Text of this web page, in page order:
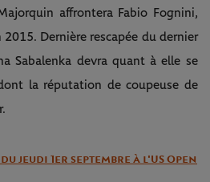
affrontera Fabio Fognini,
Dernière rescapée du dernier
Sabalenka devra quant à elle se
la réputation de coupeuse de
jeudi 1er septembre à l'US Open